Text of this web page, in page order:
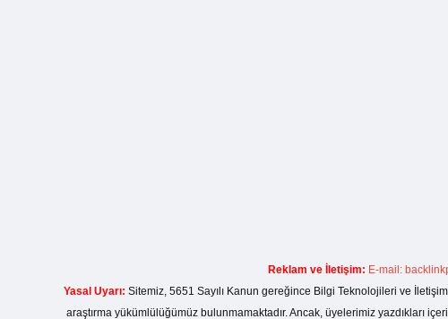
Reklam ve İletişim: E-mail:
Yasal Uyarı: Sitemiz, 5651 Sayılı Kanun gereğince Bilgi Teknolojileri ve
araştırma yükümlülüğümüz bulunmamaktadır. Ancak, üyelerimiz yazdıkları